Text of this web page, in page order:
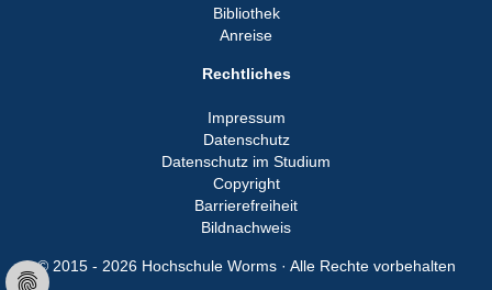
Bibliothek
Anreise
Rechtliches
Impressum
Datenschutz
Datenschutz im Studium
Copyright
Barrierefreiheit
Bildnachweis
© 2015 - 2026 Hochschule Worms · Alle Rechte vorbehalten